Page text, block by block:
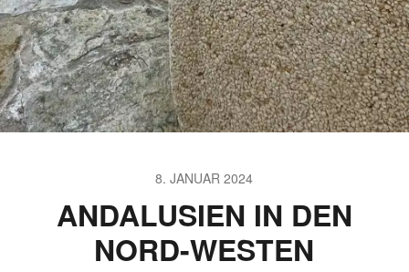
8. JANUAR 2024
ANDALUSIEN IN DEN
NORD-WESTEN